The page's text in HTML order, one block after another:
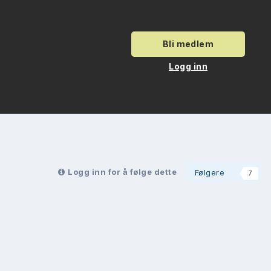
Bli medlem
Logg inn
Logg inn for å følge dette Følgere 7